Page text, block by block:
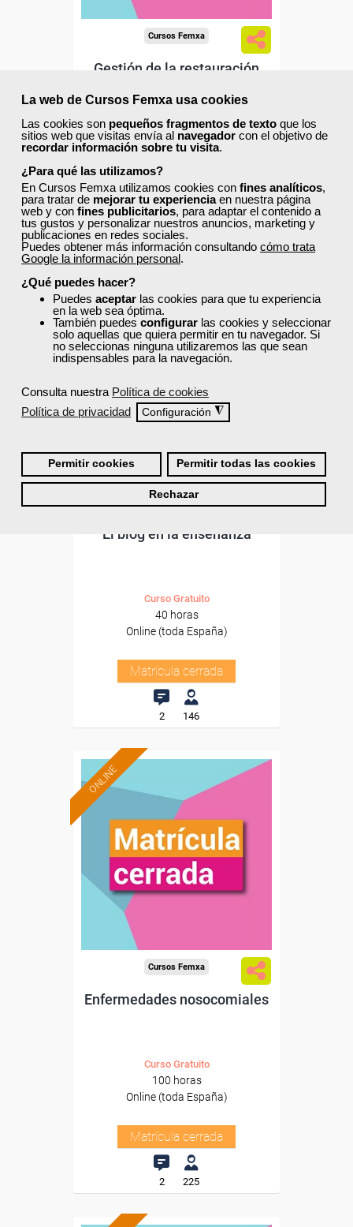
La web de Cursos Femxa usa cookies
Las cookies son pequeños fragmentos de texto que los
sitios web que visitas envía al navegador con el objetivo de
recordar información sobre tu visita.
¿Para qué las utilizamos?
En Cursos Femxa utilizamos cookies con fines analíticos,
para tratar de mejorar tu experienciaen nuestra página
web y con fines publicitarios, para adaptar el contenido a
tus gustos y personalizar nuestros anuncios, marketing y
publicaciones en redes sociales.
Puedes obtener más información consultando cómo trata
Google la información personal.
¿Qué puedes hacer?
Puedes aceptar las cookies para que tu experiencia
en la web sea óptima.
También puedes configurar las cookies y seleccionar
solo aquellas que quiera permitir en tu navegador. Si
no seleccionas ninguna utilizaremos las que sean
indispensables para la navegación.
Consulta nuestra Política de cookies
Política de privacidad
Configuración ◮
Permitir cookies Permitir todas las cookies
Rechazar
Cursos Femxa
Gestión de la restauración
Curso Gratuito
100 horas
Online (toda España)
Matrícula cerrada
34 532
ONLINE
Cursos Femxa
El blog en la enseñanza
Curso Gratuito
40 horas
Online (toda España)
Matrícula cerrada
2 146
ONLINE
Cursos Femxa
Enfermedades nosocomiales
Curso Gratuito
100 horas
Online (toda España)
Matrícula cerrada
2 225